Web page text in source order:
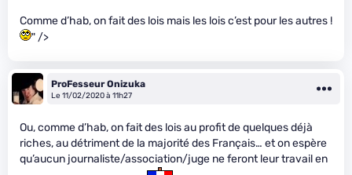
Comme d’hab, on fait des lois mais les lois c’est pour les autres !
" />
ProFesseur Onizuka
Le 11/02/2020 à 11h27
Ou, comme d’hab, on fait des lois au profit de quelques déjà
riches, au détriment de la majorité des Français… et on espère
qu’aucun journaliste/association/juge ne feront leur travail en